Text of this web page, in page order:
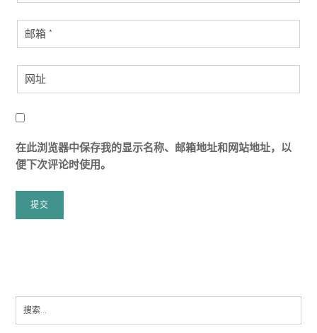
在此浏览器中保存我的显示名称、邮箱地址和网站地址，以
便下次评论时使用。
Search
for: